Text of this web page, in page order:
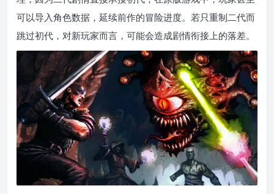
可以导入角色数据，延续前作的冒险进度。若只重制二代而
跳过初代，对新玩家而言，可能会造成剧情衔接上的落差。